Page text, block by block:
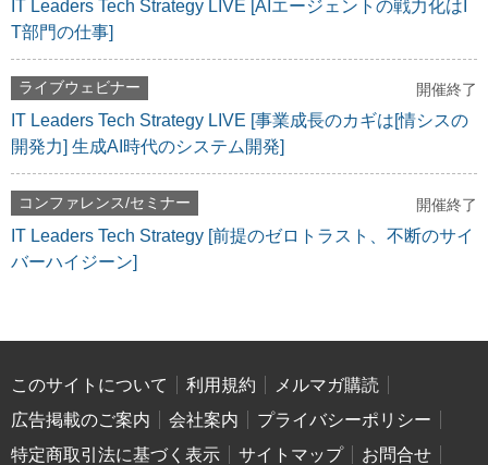
IT Leaders Tech Strategy LIVE [AIエージェントの戦力化はI
T部門の仕事]
ライブウェビナー 開催終了
IT Leaders Tech Strategy LIVE [事業成長のカギは[情シスの
開発力] 生成AI時代のシステム開発]
コンファレンス/セミナー 開催終了
IT Leaders Tech Strategy [前提のゼロトラスト、不断のサイ
バーハイジーン]
このサイトについて 利用規約
メルマガ購読
広告掲載のご案内
会社案内
プライバシーポリシー
特定商取引法に基づく表示
サイトマップ
お問合せ